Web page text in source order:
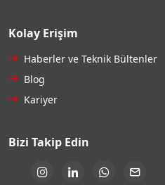
Kolay Erişim
Haberler ve Teknik Bültenler
Blog
Kariyer
Bizi Takip Edin